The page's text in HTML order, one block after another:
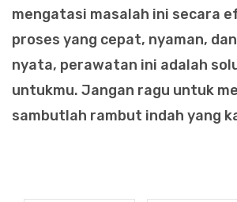
mengatasi masalah ini secara
proses yang cepat, nyaman,
nyata, perawatan ini adalah
untukmu. Jangan ragu untuk
sambutlah rambut indah yang